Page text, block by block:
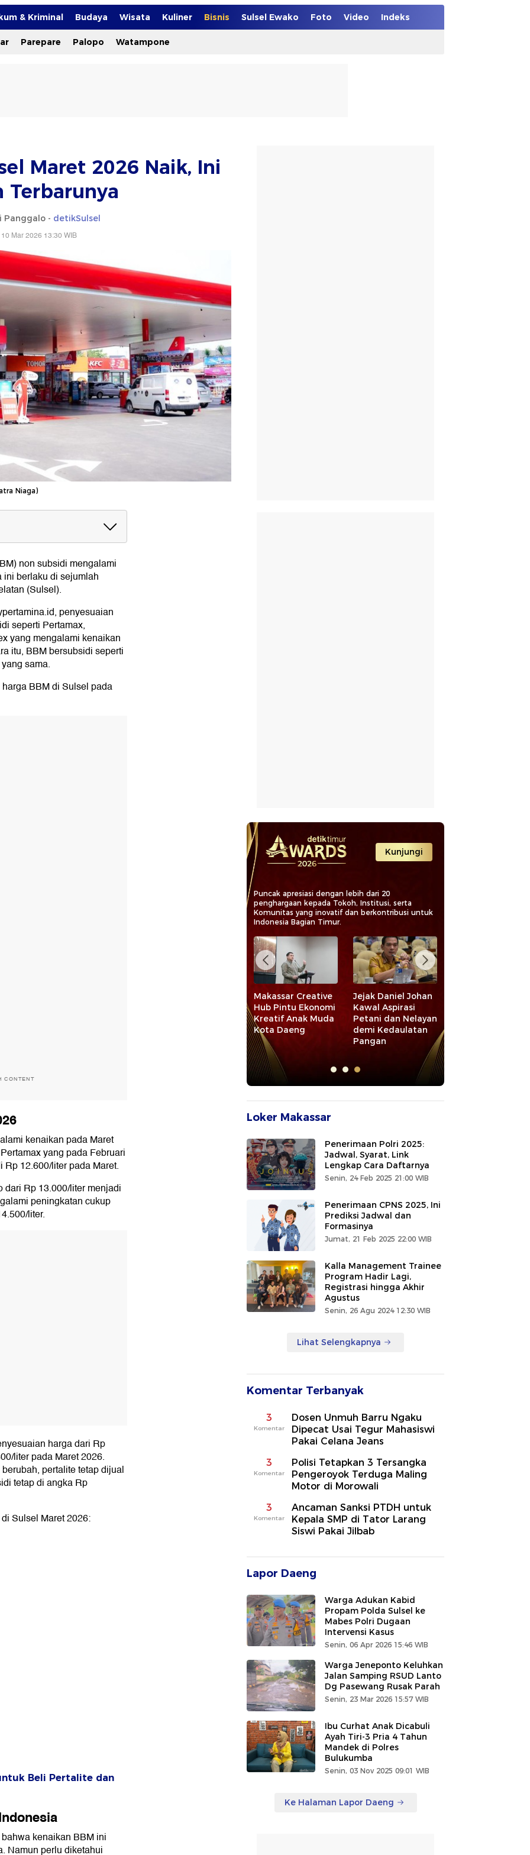
& Kriminal Budaya Wisata Kuliner Bisnis Sulsel Ewako Foto Video Indeks
Parepare Palopo Watampone
Maret 2026 Naik, Ini
Terbarunya
Panggalo - detikSulsel
Mar 2026 13:30 WIB
Niaga)
non subsidi mengalami
ini berlaku di sejumlah
(Sulsel).
penyesuaian
seperti Pertamax,
yang mengalami kenaikan
itu, BBM bersubsidi seperti
sama.
BBM di Sulsel pada
CONTENT
kenaikan pada Maret
yang pada Februari
12.600/liter pada Maret.
dari Rp 13.000/liter menjadi
peningkatan cukup
liter.
harga dari Rp
liter pada Maret 2026.
pertalite tetap dijual
tetap di angka Rp
Sulsel Maret 2026:
Beli Pertalite dan
kenaikan BBM ini
Namun perlu diketahui
Kunjungi
Puncak apresiasi dengan lebih dari 20
penghargaan kepada Tokoh, Institusi, serta
Komunitas yang inovatif dan berkontribusi untuk
Indonesia Bagian Timur.
Makassar Creative
Hub Pintu Ekonomi
Kreatif Anak Muda
Kota Daeng
Jejak Daniel Johan
Kawal Aspirasi
Petani dan Nelayan
demi Kedaulatan
Pangan
Loker Makassar
Penerimaan Polri 2025:
Jadwal, Syarat, Link
Lengkap Cara Daftarnya
Senin, 24 Feb 2025 21:00 WIB
Penerimaan CPNS 2025, Ini
Prediksi Jadwal dan
Formasinya
Jumat, 21 Feb 2025 22:00 WIB
Kalla Management Trainee
Program Hadir Lagi,
Registrasi hingga Akhir
Agustus
Senin, 26 Agu 2024 12:30 WIB
Lihat Selengkapnya
Komentar Terbanyak
3
Komentar
Dosen Unmuh Barru Ngaku
Dipecat Usai Tegur Mahasiswi
Pakai Celana Jeans
3
Komentar
Polisi Tetapkan 3 Tersangka
Pengeroyok Terduga Maling
Motor di Morowali
3
Komentar
Ancaman Sanksi PTDH untuk
Kepala SMP di Tator Larang
Siswi Pakai Jilbab
Lapor Daeng
Warga Adukan Kabid
Propam Polda Sulsel ke
Mabes Polri Dugaan
Intervensi Kasus
Senin, 06 Apr 2026 15:46 WIB
Warga Jeneponto Keluhkan
Jalan Samping RSUD Lanto
Dg Pasewang Rusak Parah
Senin, 23 Mar 2026 15:57 WIB
Ibu Curhat Anak Dicabuli
Ayah Tiri-3 Pria 4 Tahun
Mandek di Polres
Bulukumba
Senin, 03 Nov 2025 09:01 WIB
Ke Halaman Lapor Daeng